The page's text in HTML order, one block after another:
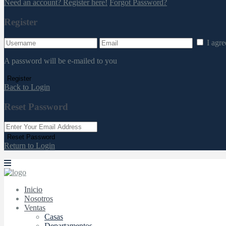
Need an account? Register here! Forgot Password?
Register
I
A password will be e-mailed to you
Register
Back to Login
Reset Password
Reset Password
Return to Login
Inicio
Nosotros
Ventas
Casas